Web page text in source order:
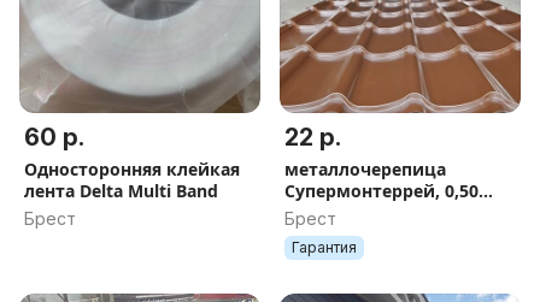
60 р.
Односторонняя клейкая
лента Delta Multi Band
Брест
22 р.
металлочерепица
Супермонтеррей, 0,50
мм, глянец
Брест
Гарантия